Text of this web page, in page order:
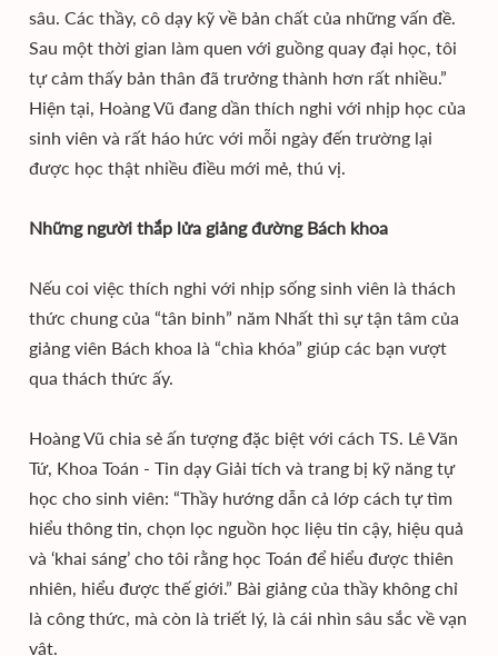
sâu. Các thầy, cô dạy kỹ về bản chất của những vấn đề.
Sau một thời gian làm quen với guồng quay đại học, tôi
tự cảm thấy bản thân đã trưởng thành hơn rất nhiều.”
Hiện tại, Hoàng Vũ đang dần thích nghi với nhịp học của
sinh viên và rất háo hức với mỗi ngày đến trường lại
được học thật nhiều điều mới mẻ, thú vị.
Những người thắp lửa giảng đường Bách khoa
Nếu coi việc thích nghi với nhịp sống sinh viên là thách
thức chung của “tân binh” năm Nhất thì sự tận tâm của
giảng viên Bách khoa là “chìa khóa” giúp các bạn vượt
qua thách thức ấy.
Hoàng Vũ chia sẻ ấn tượng đặc biệt với cách TS. Lê Văn
Tứ, Khoa Toán - Tin dạy Giải tích và trang bị kỹ năng tự
học cho sinh viên: “Thầy hướng dẫn cả lớp cách tự tìm
hiểu thông tin, chọn lọc nguồn học liệu tin cậy, hiệu quả
và ‘khai sáng’ cho tôi rằng học Toán để hiểu được thiên
nhiên, hiểu được thế giới.” Bài giảng của thầy không chỉ
là công thức, mà còn là triết lý, là cái nhìn sâu sắc về vạn
vật.